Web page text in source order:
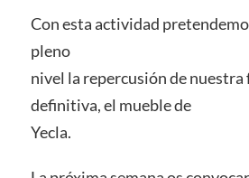
Con esta actividad
pleno
nivel la repercusión de nuestra
definitiva, el mueble de
Yecla.